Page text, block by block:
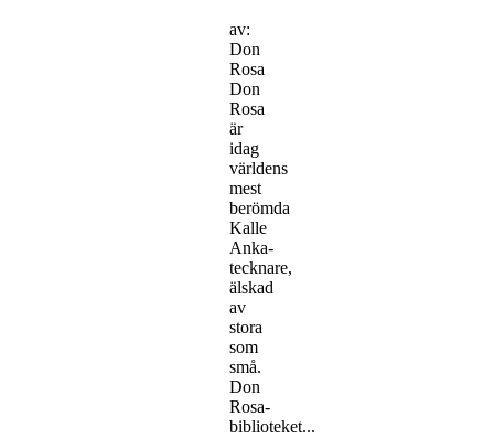
av:
Don
Rosa
Don
Rosa
är
idag
världens
mest
berömda
Kalle
Anka-
tecknare,
älskad
av
stora
som
små.
Don
Rosa-
biblioteket...